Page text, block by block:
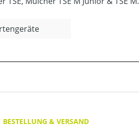
BESTELLUNG & VERSAND